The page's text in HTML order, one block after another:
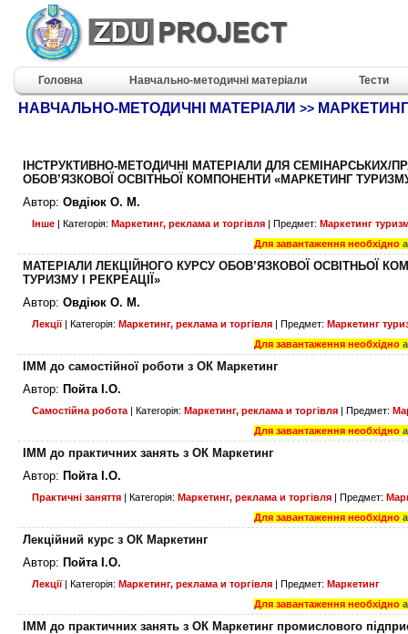
Головна Навчально-методичні матеріали Тести
НАВЧАЛЬНО-МЕТОДИЧНІ МАТЕРІАЛИ >>
ІНСТРУКТИВНО-МЕТОДИЧНІ МАТЕРІАЛИ ДЛЯ СЕМІНАРСЬКИХ/
ОБОВ’ЯЗКОВОЇ ОСВІТНЬОЇ КОМПОНЕНТИ «МАРКЕТИНГ ТУРИЗМУ
Автор: Овдіюк О. М.
Інше | Категорія: Маркетинг, реклама и торгівля | Предмет: Маркетинг
Для завантаження необхідно
МАТЕРІАЛИ ЛЕКЦІЙНОГО КУРСУ ОБОВ’ЯЗКОВОЇ ОСВІТНЬОЇ
ТУРИЗМУ І РЕКРЕАЦІЇ»
Автор: Овдіюк О. М.
Лекції | Категорія: Маркетинг, реклама и торгівля | Предмет: Маркетинг
Для завантаження необхідно
ІММ до самостійної роботи з ОК Маркетинг
Автор: Пойта І.О.
Самостійна робота | Категорія: Маркетинг, реклама и торгівля | Предмет:
Для завантаження необхідно
ІММ до практичних занять з ОК Маркетинг
Автор: Пойта І.О.
Практичні заняття | Категорія: Маркетинг, реклама и торгівля | Предмет:
Для завантаження необхідно
Лекційний курс з ОК Маркетинг
Автор: Пойта І.О.
Лекції | Категорія: Маркетинг, реклама и торгівля | Предмет: Маркетинг
Для завантаження необхідно
ІММ до практичних занять з ОК Маркетинг промислового